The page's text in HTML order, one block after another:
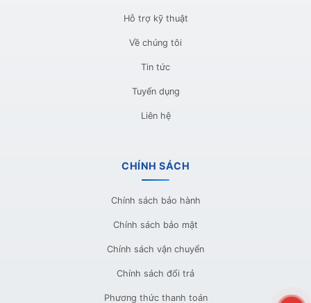
Hỗ trợ kỹ thuật
Về chúng tôi
Tin tức
Tuyển dụng
Liên hệ
CHÍNH SÁCH
Chính sách bảo hành
Chính sách bảo mật
Chính sách vận chuyển
Chính sách đổi trả
Phương thức thanh toán